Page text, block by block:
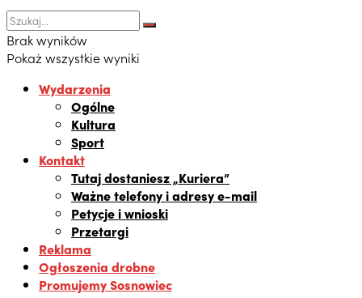
Brak wyników
Pokaż wszystkie wyniki
Wydarzenia
Ogólne
Kultura
Sport
Kontakt
Tutaj dostaniesz „Kuriera”
Ważne telefony i adresy e-mail
Petycje i wnioski
Przetargi
Reklama
Ogłoszenia drobne
Promujemy Sosnowiec